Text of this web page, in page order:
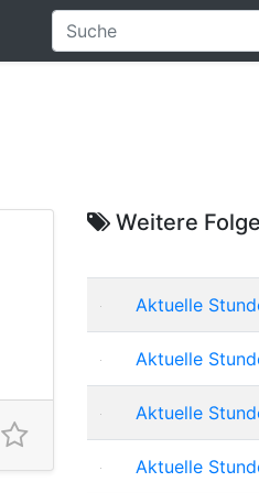
Weitere
Aktuelle
Aktuelle
Aktuelle
Aktuelle